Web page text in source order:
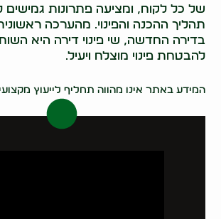
של כל לקוח, ומציעה פתרונות
תהליך ההכנה והפינוי. מהערכה
בדירה החדשה, שי פינוי דירה היא
להבטחת פינוי מוצלח ויעיל.
המידע באתר אינו מהווה תחליף לייעוץ מקצועי